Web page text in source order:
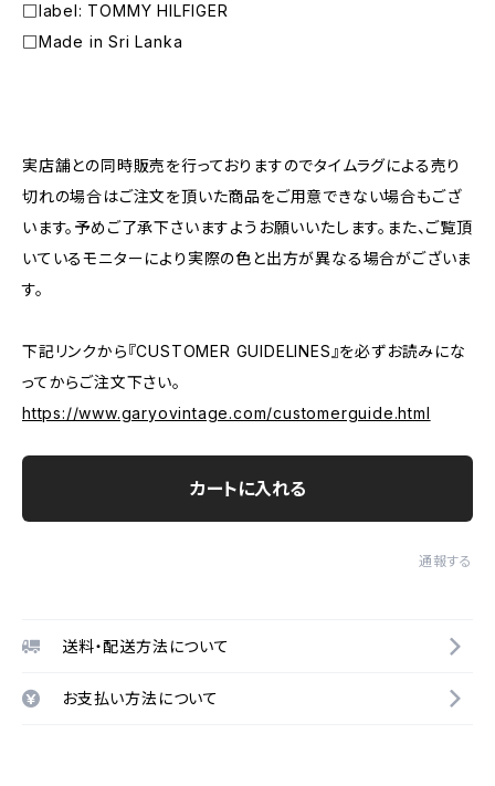
□label: TOMMY HILFIGER
□Made in Sri Lanka
実店舗との同時販売を行っておりますのでタイムラグによる売り
切れの場合はご注文を頂いた商品をご用意できない場合もござ
います。予めご了承下さいますようお願いいたします。また、ご覧頂
いているモニターにより実際の色と出方が異なる場合がございま
す。
下記リンクから『CUSTOMER GUIDELINES』を必ずお読みにな
ってからご注文下さい。
https://www.garyovintage.com/customerguide.html
カートに入れる
通報する
送料・配送方法について
お支払い方法について